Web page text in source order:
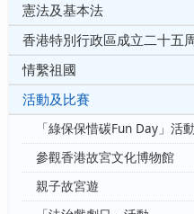
憲法及基本法
香港特別行政區成立二十五
情繫祖國
活動及比賽
「綠保保惜碳Fun Day」活動
參觀香港故宮文化博物館
親子故宮遊